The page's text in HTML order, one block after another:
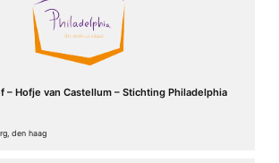
– Hofje van Castellum – Stichting Philadelphia
den haag